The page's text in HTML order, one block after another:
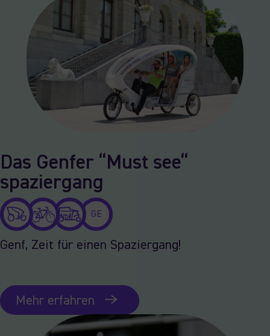
Das Genfer “Must see“
spaziergang
GE
Genf, Zeit für einen Spaziergang!
Mehr erfahren